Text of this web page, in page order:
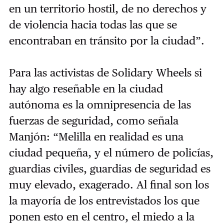
en un territorio hostil, de no derechos y
de violencia hacia todas las que se
encontraban en tránsito por la ciudad”.
Para las activistas de Solidary Wheels si
hay algo reseñable en la ciudad
autónoma es la omnipresencia de las
fuerzas de seguridad, como señala
Manjón: “Melilla en realidad es una
ciudad pequeña, y el número de policías,
guardias civiles, guardias de seguridad es
muy elevado, exagerado. Al final son los
la mayoría de los entrevistados los que
ponen esto en el centro, el miedo a la